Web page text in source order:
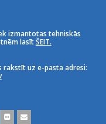
izmantotas tehniskās
lasītŠEIT.
rakstīt uz e-pasta adresi: